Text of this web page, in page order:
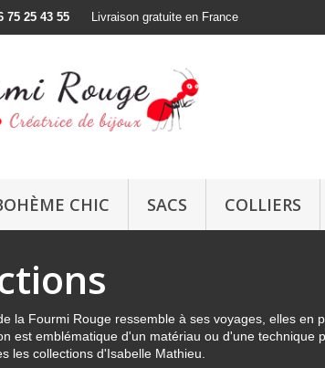
75 25 43 55 Livraison gratuite en France
CHIC SACS COLLIERS
la Fourmi Rouge ressemble à ses voyages, elles en
est emblématique d'un matériau ou d'une technique
les collections d'Isabelle Mathieu.